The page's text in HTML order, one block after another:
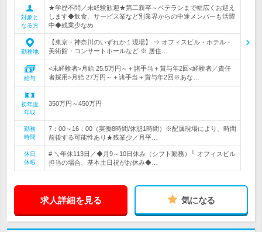
対象と
なる方
★学歴不問／未経験歓迎★第二新卒～ベテランまで幅広くお迎え
します◆飲食、サービス業など別業界からの中途メンバーも活躍
中◆残業少なめ
勤務地
【東京・神奈川のいずれか１現場】 ⇒ オフィスビル・ホテル・
美術館・コンサートホールなど ※ 居住…
給与
<未経験者>月給 25.5万円～＋諸手当＋賞与年2回<経験者／責任
者採用>月給 27万円～＋諸手当＋賞与年2回※あな…
初年度
年収
350万円～450万円
勤務
時間
7：00～16：00（実働8時間/休憩1時間）※配属現場により、時間
前後する可能性あり★残業少／月平…
休日
休暇
# ＼年休113日／◆月9～10日休み（シフト勤務）└ オフィスビル
担当の場合、基本土日祝がお休み◆…
求人詳細を見る 気になる